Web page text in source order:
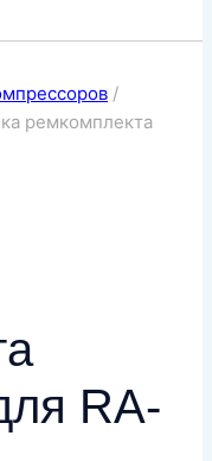
/
ремкомплекта
RA-